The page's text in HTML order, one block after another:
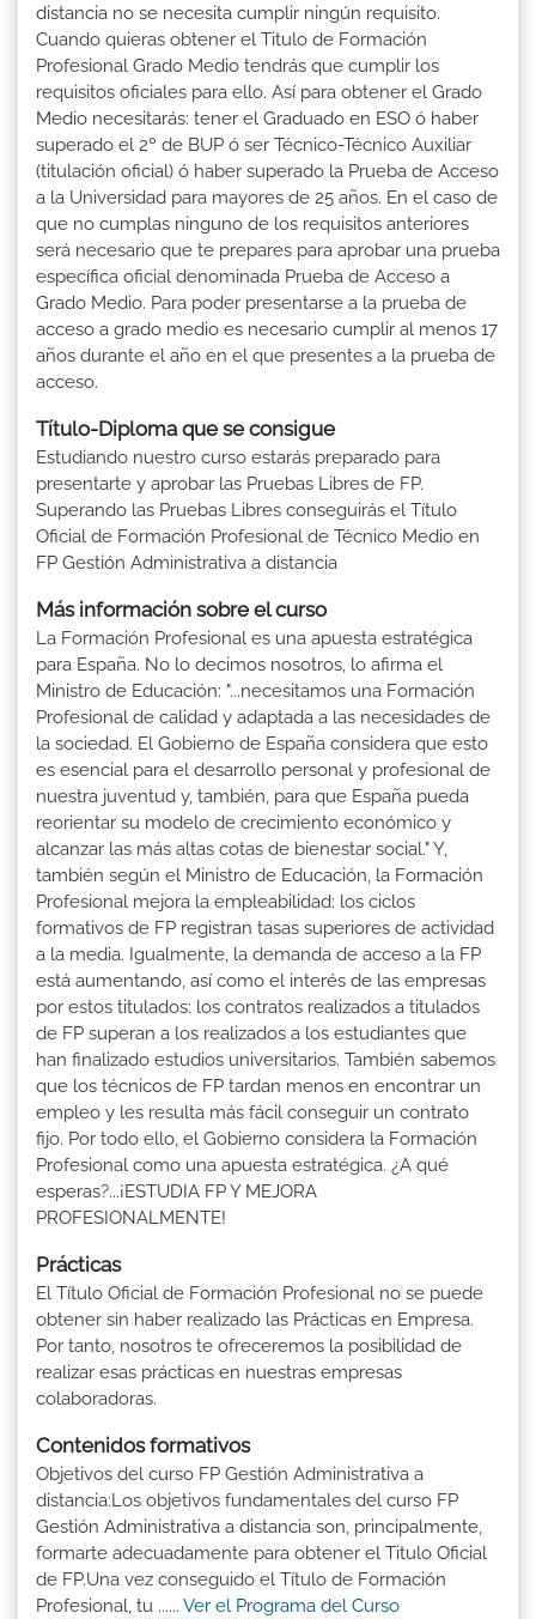
distancia no se necesita cumplir ningún requisito.
Cuando quieras obtener el Titulo de Formación
Profesional Grado Medio tendrás que cumplir los
requisitos oficiales para ello. Así para obtener el Grado
Medio necesitarás: tener el Graduado en ESO ó haber
superado el 2º de BUP ó ser Técnico-Técnico Auxiliar
(titulación oficial) ó haber superado la Prueba de Acceso
a la Universidad para mayores de 25 años. En el caso de
que no cumplas ninguno de los requisitos anteriores
será necesario que te prepares para aprobar una prueba
específica oficial denominada Prueba de Acceso a
Grado Medio. Para poder presentarse a la prueba de
acceso a grado medio es necesario cumplir al menos 17
años durante el año en el que presentes a la prueba de
acceso.
Título-Diploma que se consigue
Estudiando nuestro curso estarás preparado para
presentarte y aprobar las Pruebas Libres de FP.
Superando las Pruebas Libres conseguirás el Título
Oficial de Formación Profesional de Técnico Medio en
FP Gestión Administrativa a distancia
Más información sobre el curso
La Formación Profesional es una apuesta estratégica
para España. No lo decimos nosotros, lo afirma el
Ministro de Educación: "...necesitamos una Formación
Profesional de calidad y adaptada a las necesidades de
la sociedad. El Gobierno de España considera que esto
es esencial para el desarrollo personal y profesional de
nuestra juventud y, también, para que España pueda
reorientar su modelo de crecimiento económico y
alcanzar las más altas cotas de bienestar social." Y,
también según el Ministro de Educación, la Formación
Profesional mejora la empleabilidad: los ciclos
formativos de FP registran tasas superiores de actividad
a la media. Igualmente, la demanda de acceso a la FP
está aumentando, así como el interés de las empresas
por estos titulados: los contratos realizados a titulados
de FP superan a los realizados a los estudiantes que
han finalizado estudios universitarios. También sabemos
que los técnicos de FP tardan menos en encontrar un
empleo y les resulta más fácil conseguir un contrato
fijo. Por todo ello, el Gobierno considera la Formación
Profesional como una apuesta estratégica. ¿A qué
esperas?...¡ESTUDIA FP Y MEJORA
PROFESIONALMENTE!
Prácticas
El Título Oficial de Formación Profesional no se puede
obtener sin haber realizado las Prácticas en Empresa.
Por tanto, nosotros te ofreceremos la posibilidad de
realizar esas prácticas en nuestras empresas
colaboradoras.
Contenidos formativos
Objetivos del curso FP Gestión Administrativa a
distancia:Los objetivos fundamentales del curso FP
Gestión Administrativa a distancia son, principalmente,
formarte adecuadamente para obtener el Titulo Oficial
de FP.Una vez conseguido el Título de Formación
Profesional, tu ...... Ver el Programa del Curso